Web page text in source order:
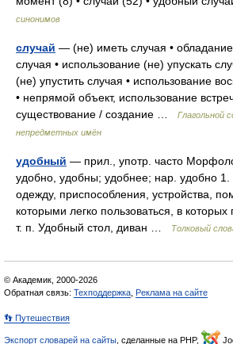
синонимов
случай — (не) иметь случая •
случая • использование (не) упускать
(не) упустить случая • использование
• непрямой объект, использование
существование / создание …
Глагольной
непредметных имён
удобный — прил., употр. часто
удобно, удобны; удобнее; нар. удобно
одежду, приспособления, устройства,
которыми легко пользоваться, в
т. п. Удобный стол, диван …
Толковый
© Академик, 2000-2026
Обратная связь: Техподдержка Реклама на сайте
👣 Путешествия
Экспорт словарей на сайты , сделанные на PHP,